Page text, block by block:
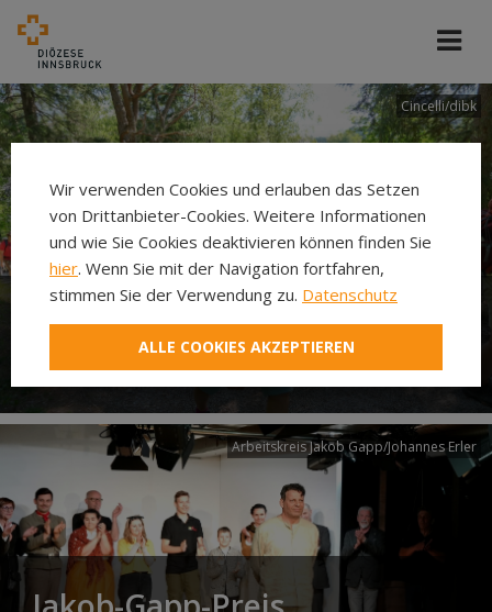
Cincelli/dibk
Neuer Pilgerweg Via
Laudato si’
Arbeitskreis Jakob Gapp/Johannes Erler
Wir verwenden Cookies und erlauben das Setzen
von Drittanbieter-Cookies. Weitere Informationen
und wie Sie Cookies deaktivieren können finden Sie
hier. Wenn Sie mit der Navigation fortfahren,
stimmen Sie der Verwendung zu. Datenschutz
ALLE COOKIES AKZEPTIEREN